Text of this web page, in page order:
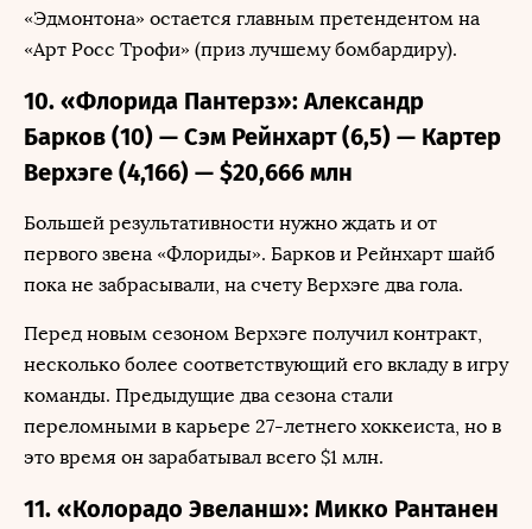
«Эдмонтона» остается главным претендентом на
«Арт Росс Трофи» (приз лучшему бомбардиру).
10. «Флорида Пантерз»: Александр
Барков (10) — Сэм Рейнхарт (6,5) — Картер
Верхэге (4,166) — $20,666 млн
Большей результативности нужно ждать и от
первого звена «Флориды». Барков и Рейнхарт шайб
пока не забрасывали, на счету Верхэге два гола.
Перед новым сезоном Верхэге получил контракт,
несколько более соответствующий его вкладу в игру
команды. Предыдущие два сезона стали
переломными в карьере 27-летнего хоккеиста, но в
это время он зарабатывал всего $1 млн.
11. «Колорадо Эвеланш»: Микко Рантанен